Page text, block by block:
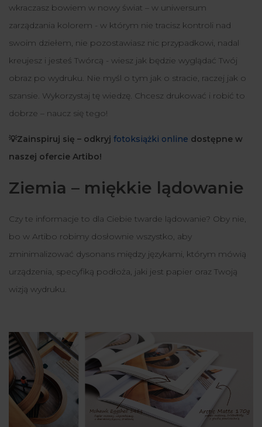
wkraczasz bowiem w nowy świat – w uniwersum
zarządzania kolorem - w którym nie tracisz kontroli nad
swoim dziełem, nie pozostawiasz nic przypadkowi, nadal
kreujesz i jesteś Twórcą - wiesz jak będzie wyglądać Twój
obraz po wydruku. Nie myśl o tym jak o stracie, raczej jak o
szansie. Wykorzystaj tę wiedzę. Chcesz drukować i robić to
dobrze – naucz się tego!
💡Zainspiruj się – odkryj fotoksiążki online dostępne w
naszej ofercie Artibo!
Ziemia – miękkie lądowanie
Czy te informacje to dla Ciebie twarde lądowanie? Oby nie,
bo w Artibo robimy dosłownie wszystko, aby
zminimalizować dysonans między językami, którym mówią
urządzenia, specyfiką podłoża, jaki jest papier oraz Twoją
wizją wydruku.